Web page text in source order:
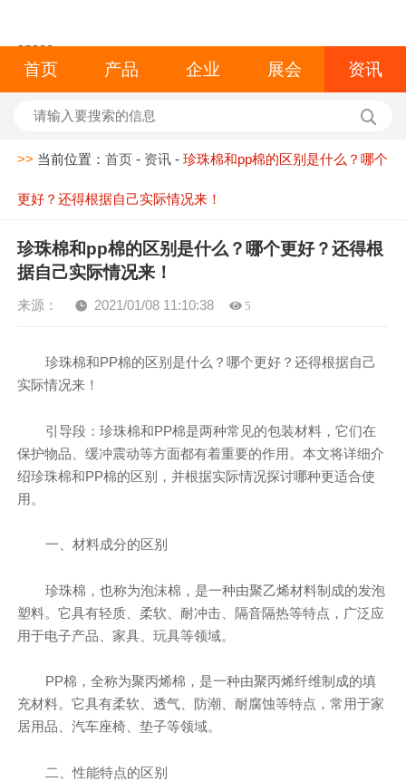
space
首页 产品 企业 展会 资讯
>> 当前位置：首页 - 资讯 -珍珠棉和pp棉的区别是什么？哪个
更好？还得根据自己实际情况来！
珍珠棉和pp棉的区别是什么？哪个更好？还得根
据自己实际情况来！
来源： 2021/01/08 11:10:38 5
珍珠棉和PP棉的区别是什么？哪个更好？还得根据自己
实际情况来！
引导段：珍珠棉和PP棉是两种常见的包装材料，它们在
保护物品、缓冲震动等方面都有着重要的作用。本文将详细介
绍珍珠棉和PP棉的区别，并根据实际情况探讨哪种更适合使
用。
一、材料成分的区别
珍珠棉，也称为泡沫棉，是一种由聚乙烯材料制成的发泡
塑料。它具有轻质、柔软、耐冲击、隔音隔热等特点，广泛应
用于电子产品、家具、玩具等领域。
PP棉，全称为聚丙烯棉，是一种由聚丙烯纤维制成的填
充材料。它具有柔软、透气、防潮、耐腐蚀等特点，常用于家
居用品、汽车座椅、垫子等领域。
二、性能特点的区别